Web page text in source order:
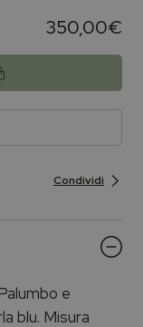
350,00€
Condividi
e
blu. Misura